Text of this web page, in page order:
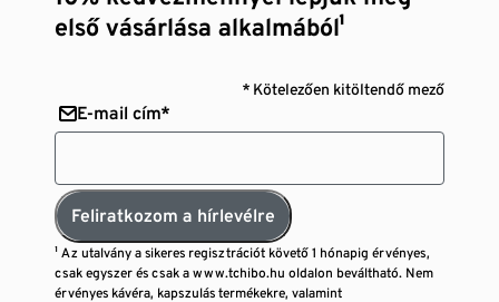
első vásárlása alkalmából¹
* Kötelezően kitöltendő mező
E-mail cím*
Feliratkozom a hírlevélre
¹ Az utalvány a sikeres regisztrációt követő 1 hónapig érvényes,
csak egyszer és csak a www.tchibo.hu oldalon beváltható. Nem
érvényes kávéra, kapszulás termékekre, valamint